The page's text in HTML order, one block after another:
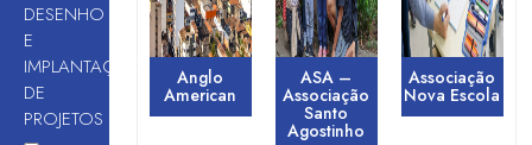
DESENHO
E
IMPLANTAÇÃO
DE
PROJETOS
Anglo
American
ASA –
Associação
Santo
Agostinho
Associação
Nova Escola